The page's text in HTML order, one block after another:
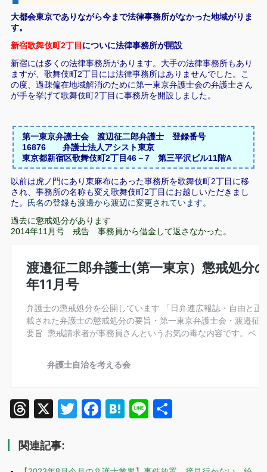
大都会東京でありながら今まで法律事務所がなかった地域がりま
す。
新宿歌舞伎町2丁目 についに法律事務所が開設
新宿には多くの法律事務所があります。大手の法律事務所もあり
ますが、歌舞伎町2丁目には法律事務所はありませんでした。こ
の度、過疎偏在地域解消のために第一東京弁護士会の弁護士さん
が手を挙げて歌舞伎町2丁目に事務所を開設しました。
第一東京弁護士会 渡辺征二郎弁護士 登録番号
16876 弁護士法人アシスト東京
東京都新宿区歌舞伎町2丁目46－7 第三平沢ビル11階A
以前は虎ノ門にあり東麻布にあった事務所を歌舞伎町2丁目に移
され、事務所の名称も変え歌舞伎町2丁目にお越しいただきまし
た。 氏名の登録も渡邊から渡辺に変更されています。
過去に懲戒処分があります
2014年11月号 戒告 事務員から借金して返さなかった。
Threads
X TwitterFacebook
Hatena
Line
関連記事: